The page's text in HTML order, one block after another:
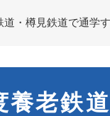
道・樽見鉄道で通学
養老鉄